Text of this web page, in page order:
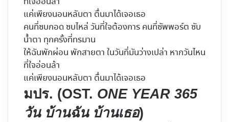
แค่เพียงนอนหลับตา ตื่นมาได้เจอเธอ
คนที่ซบกอด ซบไหล่ วันที่ใจต้องการ คนที่ซัพพอร์ต ซับ
น้ำตา ทุกครั้งที่ทรมาน
ให้ฉันพักผ่อน พักสายตา ในวันที่มันว่างเปล่า หากวันไหน
ที่ใจอ่อนล้า
แค่เพียงนอนหลับตา ตื่นมาได้เจอเธอ
มปร. (OST. ONE YEAR 365
วัน บ้านฉัน บ้านเธอ)